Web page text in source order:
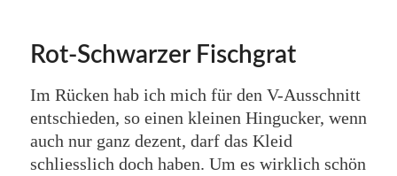
Rot-Schwarzer Fischgrat
Im Rücken hab ich mich für den V-Ausschnitt
entschieden, so einen kleinen Hingucker, wenn
auch nur ganz dezent, darf das Kleid
schliesslich doch haben. Um es wirklich schön